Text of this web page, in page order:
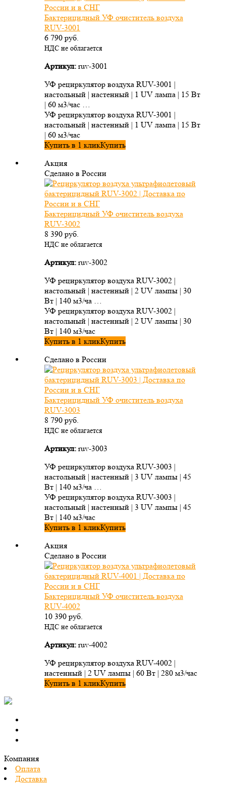
Бактерицидный УФ очиститель воздуха
RUV-3001
6 790 руб.
НДС не облагается
Артикул: ruv-3001
УФ рециркулятор воздуха RUV-3001 |
настольный | настенный | 1 UV лампа | 15 Вт
| 60 м3/час …
УФ рециркулятор воздуха RUV-3001 |
настольный | настенный | 1 UV лампа | 15 Вт
| 60 м3/час
Купить в 1 кликКупить
Акция
Сделано в России
Бактерицидный УФ очиститель воздуха
RUV-3002
8 390 руб.
НДС не облагается
Артикул: ruv-3002
УФ рециркулятор воздуха RUV-3002 |
настольный | настенный | 2 UV лампы | 30
Вт | 140 м3/ча …
УФ рециркулятор воздуха RUV-3002 |
настольный | настенный | 2 UV лампы | 30
Вт | 140 м3/час
Купить в 1 кликКупить
Сделано в России
Бактерицидный УФ очиститель воздуха
RUV-3003
8 790 руб.
НДС не облагается
Артикул: ruv-3003
УФ рециркулятор воздуха RUV-3003 |
настольный | настенный | 3 UV лампы | 45
Вт | 140 м3/ча …
УФ рециркулятор воздуха RUV-3003 |
настольный | настенный | 3 UV лампы | 45
Вт | 140 м3/час
Купить в 1 кликКупить
Акция
Сделано в России
Бактерицидный УФ очиститель воздуха
RUV-4002
10 390 руб.
НДС не облагается
Артикул: ruv-4002
УФ рециркулятор воздуха RUV-4002 |
настенный | 2 UV лампы | 60 Вт | 280 м3/час
Купить в 1 кликКупить
Компания
Оплата
Доставка